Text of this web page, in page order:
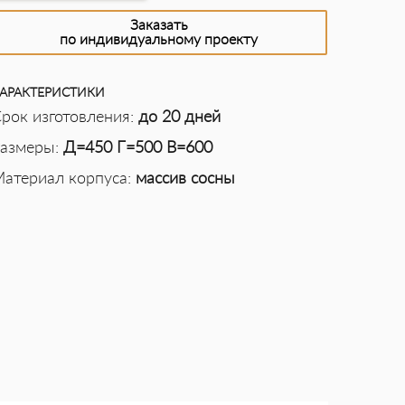
Заказать
по индивидуальному проекту
изготовления: до 20 дней
Д=450 Г=500 В=600
корпуса: массив сосны